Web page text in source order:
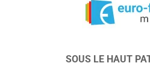
SOUS LE HAUT